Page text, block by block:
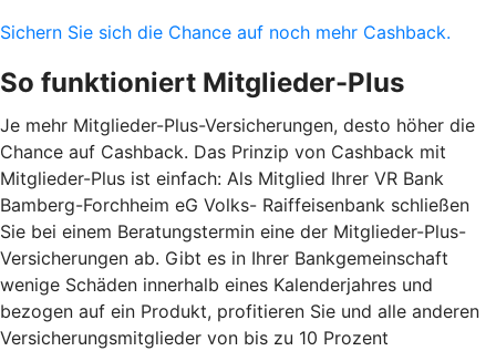
Sichern Sie sich die Chance auf noch mehr Cashback.
So funktioniert Mitglieder-Plus
Je mehr Mitglieder-Plus-Versicherungen, desto höher die
Chance auf Cashback. Das Prinzip von Cashback mit
Mitglieder-Plus ist einfach: Als Mitglied Ihrer VR Bank
Bamberg-Forchheim eG Volks- Raiffeisenbank schließen
Sie bei einem Beratungstermin eine der Mitglieder-Plus-
Versicherungen ab. Gibt es in Ihrer Bankgemeinschaft
wenige Schäden innerhalb eines Kalenderjahres und
bezogen auf ein Produkt, profitieren Sie und alle anderen
Versicherungsmitglieder von bis zu 10 Prozent